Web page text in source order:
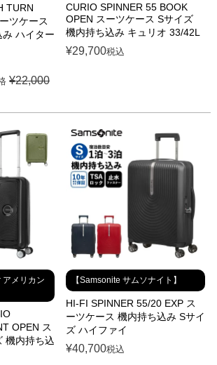
TURN
ツケース
ハイター
¥22,000
CURIO SPINNER 55 BOOK
OPEN スーツケース Sサイズ
機内持ち込み キュリオ 33/42L
¥29,700税込
アメリカン
OPEN ス
機内持ち込
【Samsonite サムソナイト】
HI-FI SPINNER 55/20 EXP ス
ーツケース 機内持ち込み Sサイ
ズ ハイファイ
¥40,700税込